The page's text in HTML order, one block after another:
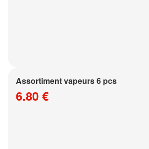
Assortiment vapeurs 6 pcs
6.80 €